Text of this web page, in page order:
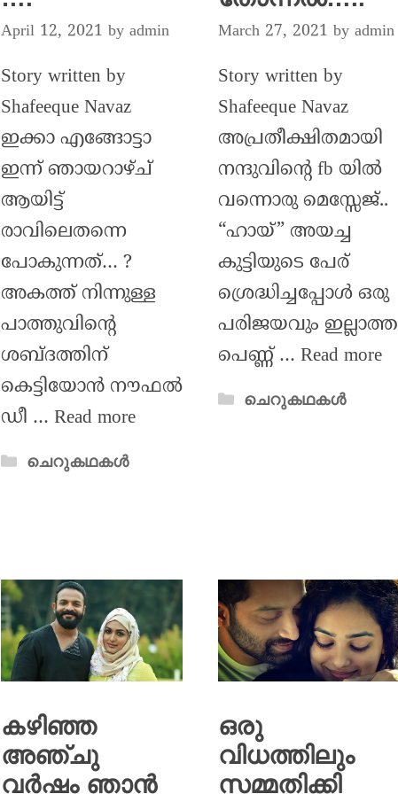
April 12, 2021 byadmin
Story written by
Shafeeque Navaz
ഇക്കാ എങ്ങോട്ടാ
ഇന്ന് ഞായറാഴ്ച്
ആയിട്ട്
രാവിലെതന്നെ
പോകുന്നത്… ?
അകത്ത് നിന്നുള്ള
പാത്തുവിന്റെ
ശബ്ദത്തിന്
കെട്ടിയോൻ നൗഫൽ
ഡീ …Read more
ചെറുകഥകൾ
March 27, 2021 byadmin
Story written by
Shafeeque Navaz
അപ്രതീക്ഷിതമായി
നന്ദുവിന്റെ fb യിൽ
വന്നൊരു മെസ്സേജ്..
“ഹായ്” അയച്ച
കുട്ടിയുടെ പേര്
ശ്രെദ്ധിച്ചപ്പോൾ ഒരു
പരിജയവും ഇല്ലാത്ത
പെണ്ണ് …Read more
ചെറുകഥകൾ
കഴിഞ്ഞ
അഞ്ചു
വർഷം ഞാൻ
ഒരു
വിധത്തിലും
സമ്മതിക്കി